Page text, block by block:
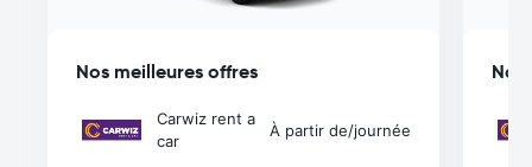
Nos meilleures offres
Carwiz rent a
car
À partir de/journée
Nos